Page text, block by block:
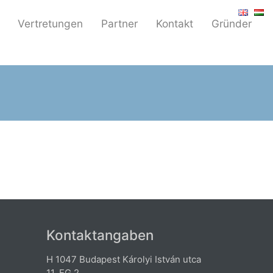
Vertretungen Partner Kontakt Gründer
Kontaktangaben
H 1047 Budapest Károlyi István utca